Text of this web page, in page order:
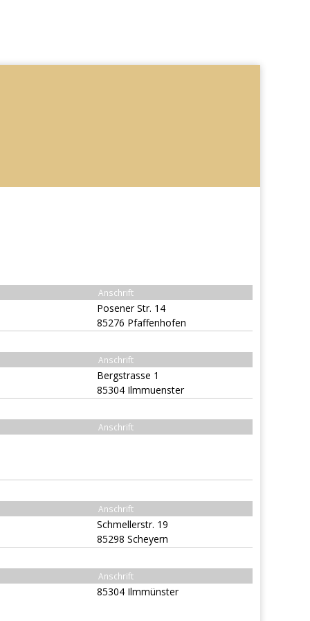
Anschrift
Posener Str. 14
85276 Pfaffenhofen
Anschrift
Bergstrasse 1
85304 Ilmmuenster
Anschrift
Anschrift
Schmellerstr. 19
85298 Scheyern
Anschrift
85304 Ilmmünster